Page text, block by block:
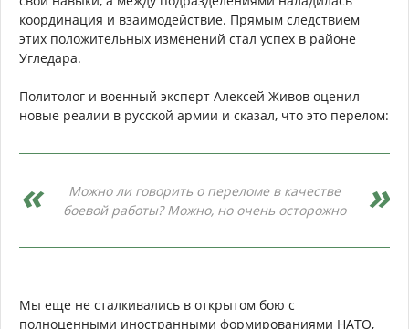
координация и взаимодействие. Прямым следствием
этих положительных изменений стал успех в районе
Угледара.
Политолог и военный эксперт Алексей Живов оценил
новые реалии в русской армии и сказал, что это перелом:
Можно ли говорить о переломе в качестве
боевой работы? Можно, но очень осторожно
Мы еще не сталкивались в открытом бою с
полноценными иностранными формированиями НАТО,